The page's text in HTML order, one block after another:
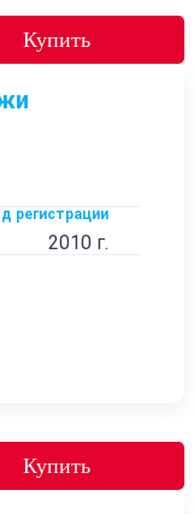
Купить
регистрации
2010 г.
Купить